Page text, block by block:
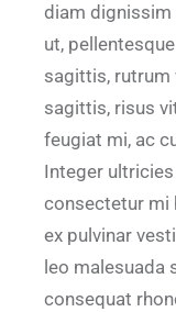
diam dignissim
ut,
sagittis, rutrum
sagittis, risus
feugiat mi, ac
Integer
consectetur mi
ex pulvinar
leo malesuada
consequat